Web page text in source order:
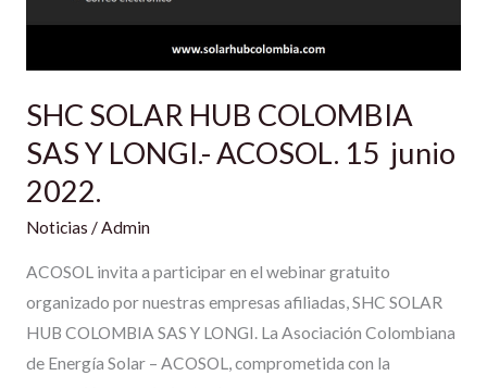
SHC SOLAR HUB COLOMBIA
SAS Y LONGI.- ACOSOL. 15 junio
2022.
Noticias /Admin
ACOSOL invita a participar en el webinar gratuito
organizado por nuestras empresas afiliadas, SHC SOLAR
HUB COLOMBIA SAS Y LONGI. La Asociación Colombiana
de Energía Solar – ACOSOL, comprometida con la